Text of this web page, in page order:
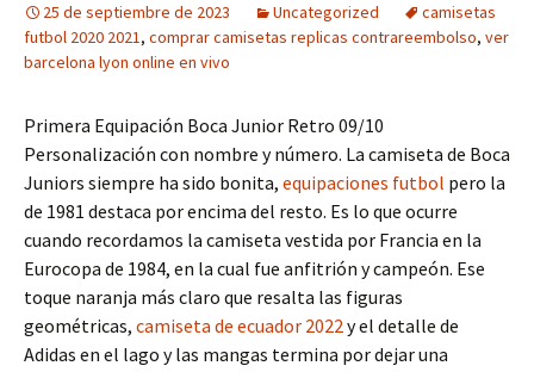
25 de septiembre de 2023 Uncategorized
camisetas
futbol 2020 2021, comprar camisetas replicas contrareembolso, ver
barcelona lyon online en vivo
Primera Equipación Boca Junior Retro 09/10
Personalización con nombre y número. La camiseta de Boca
Juniors siempre ha sido bonita, equipaciones futbol pero la
de 1981 destaca por encima del resto. Es lo que ocurre
cuando recordamos la camiseta vestida por Francia en la
Eurocopa de 1984, en la cual fue anfitrión y campeón. Ese
toque naranja más claro que resalta las figuras
geométricas, camiseta de ecuador 2022y el detalle de
Adidas en el lago y las mangas termina por dejar una